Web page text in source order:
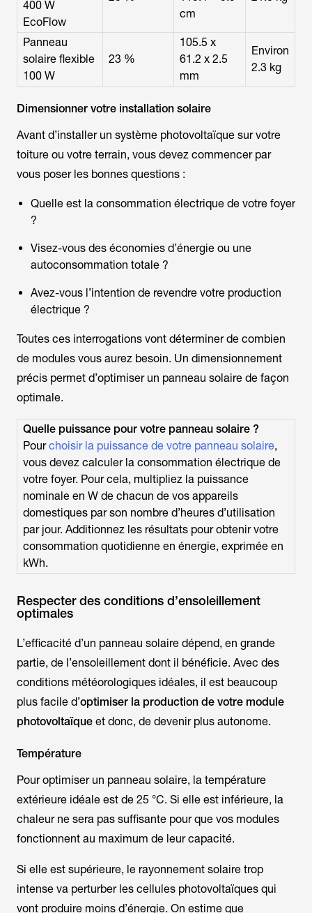
400 W
EcoFlow
cm
Panneau
solaire flexible
100 W
23 %
105.5 x
61.2 x 2.5
mm
Environ
2.3 kg
Dimensionner votre installation solaire
Avant d’installer un système photovoltaïque sur votre
toiture ou votre terrain, vous devez commencer par
vous poser les bonnes questions :
Quelle est la consommation électrique de votre foyer
?
Visez-vous des économies d’énergie ou une
autoconsommation totale ?
Avez-vous l’intention de revendre votre production
électrique ?
Toutes ces interrogations vont déterminer de combien
de modules vous aurez besoin. Un dimensionnement
précis permet d’optimiser un panneau solaire de façon
optimale.
Quelle puissance pour votre panneau solaire ?
Pourchoisir la puissance de votre panneau solaire,
vous devez calculer la consommation électrique de
votre foyer. Pour cela, multipliez la puissance
nominale en W de chacun de vos appareils
domestiques par son nombre d’heures d’utilisation
par jour. Additionnez les résultats pour obtenir votre
consommation quotidienne en énergie, exprimée en
kWh.
Respecter des conditions d’ensoleillement
optimales
L’efficacité d’un panneau solaire dépend, en grande
partie, de l’ensoleillement dont il bénéficie. Avec des
conditions météorologiques idéales, il est beaucoup
plus facile d’optimiser la production de votre module
photovoltaïque et donc, de devenir plus autonome.
Température
Pour optimiser un panneau solaire, la température
extérieure idéale est de 25 °C. Si elle est inférieure, la
chaleur ne sera pas suffisante pour que vos modules
fonctionnent au maximum de leur capacité.
Si elle est supérieure, le rayonnement solaire trop
intense va perturber les cellules photovoltaïques qui
vont produire moins d’énergie. On estime que